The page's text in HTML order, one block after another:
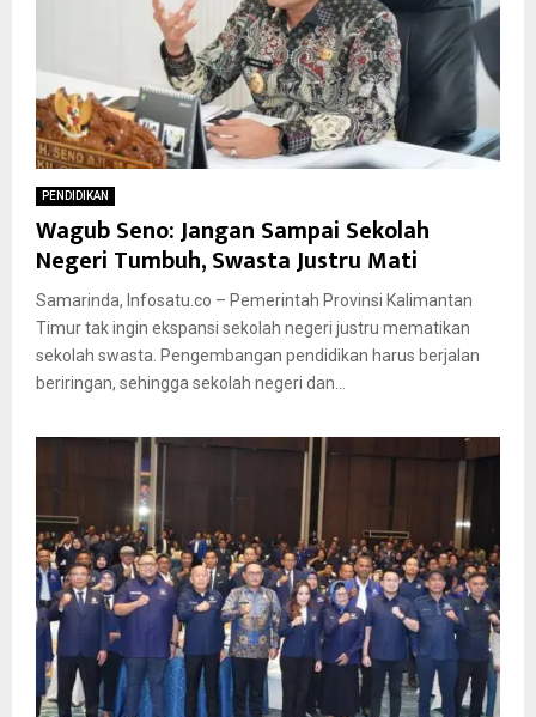
PENDIDIKAN
Wagub Seno: Jangan Sampai Sekolah
Negeri Tumbuh, Swasta Justru Mati
Samarinda, Infosatu.co – Pemerintah Provinsi Kalimantan
Timur tak ingin ekspansi sekolah negeri justru mematikan
sekolah swasta. Pengembangan pendidikan harus berjalan
beriringan, sehingga sekolah negeri dan...